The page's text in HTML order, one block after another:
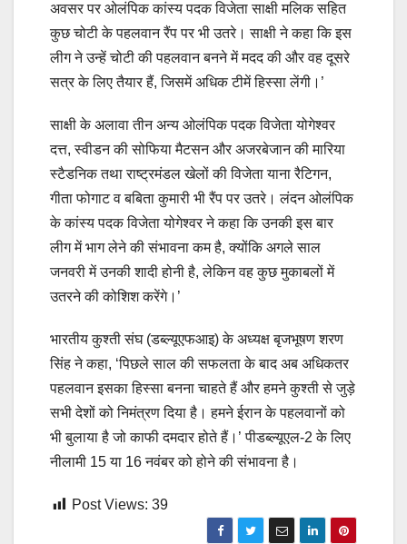
अवसर पर ओलंपिक कांस्य पदक विजेता साक्षी मलिक सहित
कुछ चोटी के पहलवान रैंप पर भी उतरे। साक्षी ने कहा कि इस
लीग ने उन्हें चोटी की पहलवान बनने में मदद की और वह दूसरे
सत्र के लिए तैयार हैं, जिसमें अधिक टीमें हिस्सा लेंगी।’
साक्षी के अलावा तीन अन्य ओलंपिक पदक विजेता योगेश्वर
दत्त, स्वीडन की सोफिया मैटसन और अजरबेजान की मारिया
स्टैडनिक तथा राष्ट्रमंडल खेलों की विजेता याना रैटिगन,
गीता फोगाट व बबिता कुमारी भी रैंप पर उतरे। लंदन ओलंपिक
के कांस्य पदक विजेता योगेश्वर ने कहा कि उनकी इस बार
लीग में भाग लेने की संभावना कम है, क्योंकि अगले साल
जनवरी में उनकी शादी होनी है, लेकिन वह कुछ मुकाबलों में
उतरने की कोशिश करेंगे।’
भारतीय कुश्ती संघ (डब्ल्यूएफआइ) के अध्यक्ष बृजभूषण शरण
सिंह ने कहा, ‘पिछले साल की सफलता के बाद अब अधिकतर
पहलवान इसका हिस्सा बनना चाहते हैं और हमने कुश्ती से जुड़े
सभी देशों को निमंत्रण दिया है। हमने ईरान के पहलवानों को
भी बुलाया है जो काफी दमदार होते हैं।’ पीडब्ल्यूएल-2 के लिए
नीलामी 15 या 16 नवंबर को होने की संभावना है।
Post Views: 39